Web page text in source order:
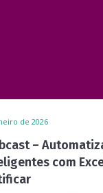
de 2026
–
com